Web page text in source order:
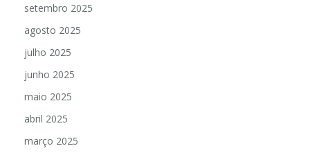
setembro 2025
agosto 2025
julho 2025
junho 2025
maio 2025
abril 2025
março 2025